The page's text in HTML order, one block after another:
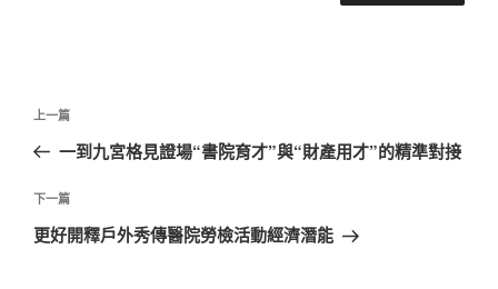
文
導
覽
上
一
文
章
上一篇
一到九宮格見證場“書院育才”與“財產用才”的精準對接
下
一
下一篇
更好開釋戶外秀傳醫院勞檢活動經濟潛能